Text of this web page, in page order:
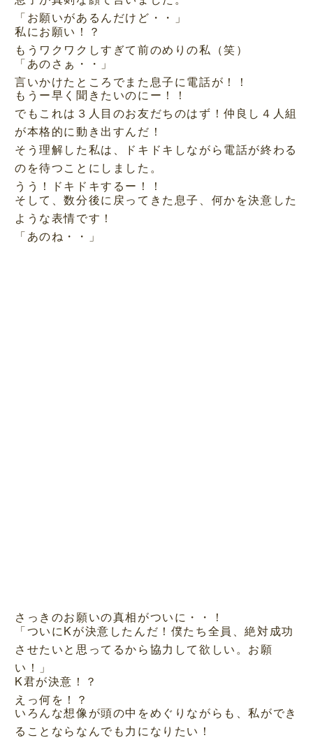
「お願いがあるんだけど・・」
私にお願い！？
もうワクワクしすぎて前のめりの私（笑）
「あのさぁ・・」
言いかけたところでまた息子に電話が！！
もうー早く聞きたいのにー！！
でもこれは３人目のお友だちのはず！仲良し４人組
が本格的に動き出すんだ！
そう理解した私は、ドキドキしながら電話が終わる
のを待つことにしました。
うう！ドキドキするー！！
そして、数分後に戻ってきた息子、何かを決意した
ような表情です！
「あのね・・」
さっきのお願いの真相がついに・・！
「ついにKが決意したんだ！僕たち全員、絶対成功
させたいと思ってるから協力して欲しい。お願
い！」
K君が決意！？
えっ何を！？
いろんな想像が頭の中をめぐりながらも、私ができ
ることならなんでも力になりたい！